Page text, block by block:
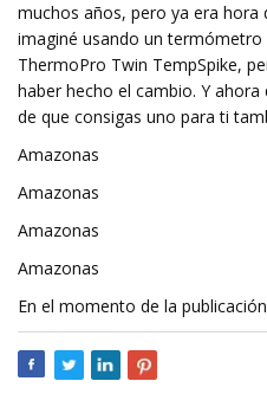
muchos años, pero ya era hora
imaginé usando un
ThermoPro Twin TempSpike,
haber hecho el cambio. Y
de que consigas uno para ti
Amazonas
Amazonas
Amazonas
Amazonas
En el momento de la